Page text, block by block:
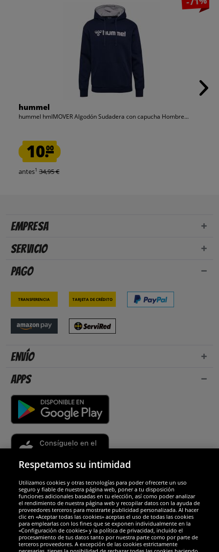
hummel
hummel hmlMOVER Algodón Sudadera con capucha Hombre...
10.00
antes1 34,95 €
Empresa
Servicio
Pago
Transferencia Tarjeta de crédito
Envío
Apps
Socios y seguridad
Galardones
Respetamos su intimidad
Utilizamos cookies y otras tecnologías para poder ofrecerte un uso
seguro y fiable de nuestra página web, poner a tu disposición
funciones adicionales basadas en tu elección, así como poder analizar
el rendimiento de nuestra página web y recopilar datos con la ayuda de
proveedores terceros para mostrarte publicidad personalizada. Al hacer
clic en «Aceptar todas las cookies» aceptas el uso de todas las cookies
para emplearlas con los fines que se exponen individualmente en la
«Configuración de cookies» y la política de privacidad, incluido el
procesamiento de tus datos tanto por nuestra parte como por parte de
terceros proveedores. A excepción de las cookies estrictamente